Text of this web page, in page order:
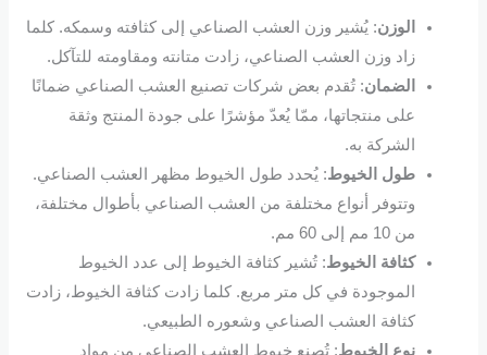
الوزن: يُشير وزن العشب الصناعي إلى كثافته وسمكه. كلما
زاد وزن العشب الصناعي، زادت متانته ومقاومته للتآكل.
الضمان: تُقدم بعض شركات تصنيع العشب الصناعي ضمانًا
على منتجاتها، ممّا يُعدّ مؤشرًا على جودة المنتج وثقة
الشركة به.
طول الخيوط: يُحدد طول الخيوط مظهر العشب الصناعي.
وتتوفر أنواع مختلفة من العشب الصناعي بأطوال مختلفة،
من 10 مم إلى 60 مم.
كثافة الخيوط: تُشير كثافة الخيوط إلى عدد الخيوط
الموجودة في كل متر مربع. كلما زادت كثافة الخيوط، زادت
كثافة العشب الصناعي وشعوره الطبيعي.
نوع الخيوط: تُصنع خيوط العشب الصناعي من مواد